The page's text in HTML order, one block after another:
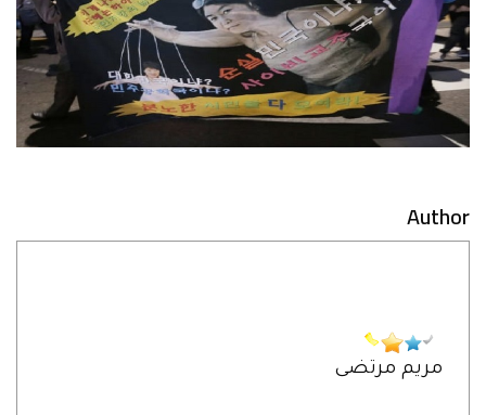
Author
مريم مرتضى